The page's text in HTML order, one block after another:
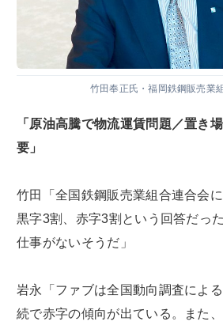
竹田奉正氏・福岡鉄鋼販売業
「原油高騰で物流運賃問題／置き
要」
竹田「全国鉄鋼販売業組合連合会
黒字3割、赤字3割という回答だっ
仕事がないそうだ」
岩永「ファブは全国動向調査によ
続で赤字の傾向が出ている。また